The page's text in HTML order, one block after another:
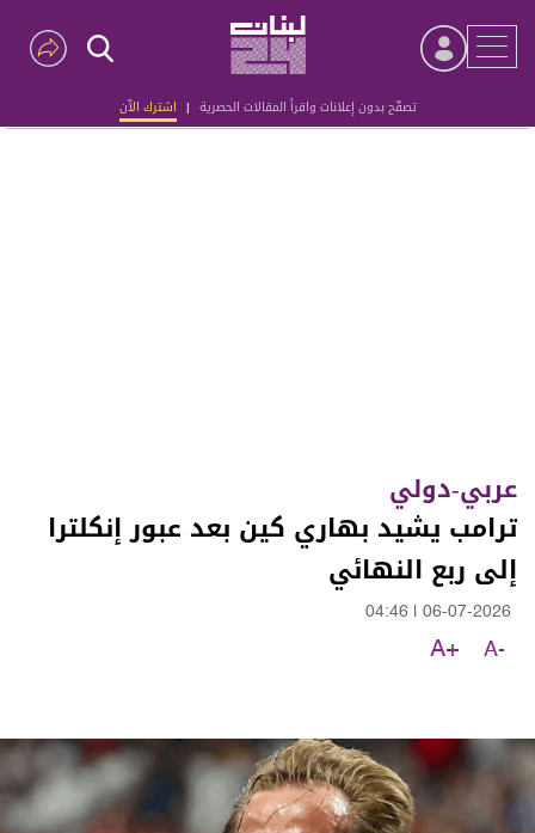
تصفّح بدون إعلانات واقرأ المقالات الحصرية | اشترك الآن
Advertisement
عربي-دولي
ترامب يشيد بهاري كين بعد عبور إنكلترا
إلى ربع النهائي
06-07-2026
04:46
A-
A+